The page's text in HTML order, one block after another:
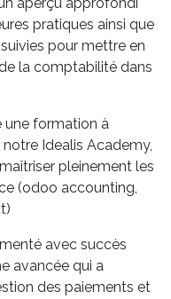
pratiques ainsi que
pour mettre en
la comptabilité dans
une formation à
Idealis Academy,
pleinement les
(odoo accounting,
avec succès
avancée qui a
des paiements et